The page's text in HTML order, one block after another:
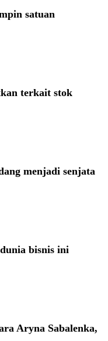
satuan
terkait stok
menjadi senjata
bisnis ini
Aryna Sabalenka,